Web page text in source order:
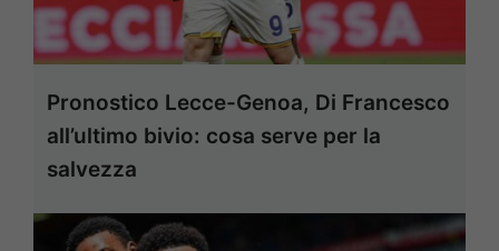
Pronostico Lecce-Genoa, Di Francesco
all’ultimo bivio: cosa serve per la
salvezza